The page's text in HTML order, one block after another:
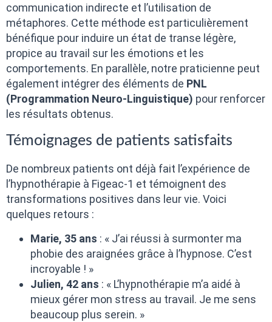
communication indirecte et l’utilisation de
métaphores. Cette méthode est particulièrement
bénéfique pour induire un état de transe légère,
propice au travail sur les émotions et les
comportements. En parallèle, notre praticienne peut
également intégrer des éléments de PNL
(Programmation Neuro-Linguistique) pour renforcer
les résultats obtenus.
Témoignages de patients satisfaits
De nombreux patients ont déjà fait l’expérience de
l’hypnothérapie à Figeac-1 et témoignent des
transformations positives dans leur vie. Voici
quelques retours :
Marie, 35 ans : « J’ai réussi à surmonter ma
phobie des araignées grâce à l’hypnose. C’est
incroyable ! »
Julien, 42 ans : « L’hypnothérapie m’a aidé à
mieux gérer mon stress au travail. Je me sens
beaucoup plus serein. »